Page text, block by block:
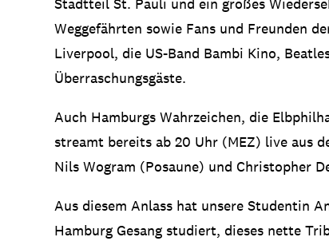
Stadtteil St. Pauli und ein großes
Weggefährten sowie Fans und Freunden
Liverpool, die US-Band Bambi Kino,
Überraschungsgäste.
Auch Hamburgs Wahrzeichen, die
streamt bereits ab 20 Uhr (MEZ) live aus
Nils Wogram (Posaune) und Christopher
Aus diesem Anlass hat unsere Studentin
Hamburg Gesang studiert, dieses nette